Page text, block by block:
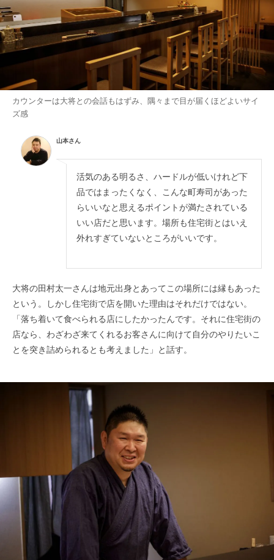
カウンターは大将との会話もはずみ、隅々まで目が届くほどよいサイ
ズ感
山本さん
活気のある明るさ、ハードルが低いけれど下
品ではまったくなく、こんな町寿司があった
らいいなと思えるポイントが満たされている
いい店だと思います。場所も住宅街とはいえ
外れすぎていないところがいいです。
大将の田村太一さんは地元出身とあってこの場所には縁もあった
という。しかし住宅街で店を開いた理由はそれだけではない。
「落ち着いて食べられる店にしたかったんです。それに住宅街の
店なら、わざわざ来てくれるお客さんに向けて自分のやりたいこ
とを突き詰められるとも考えました」と話す。